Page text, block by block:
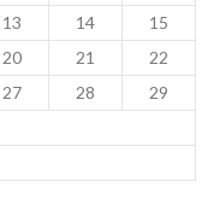
13 14
15
20 21
22
27 28
29